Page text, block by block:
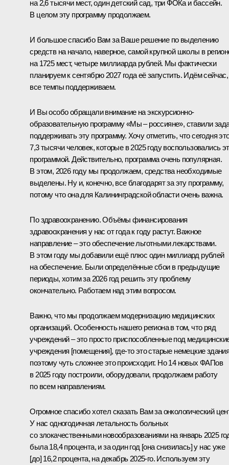
на 2,6 тысячи мест, один детский сад, три ФОКа и бассейн.
В целом эту программу продолжаем.
И большое спасибо Вам за Ваше решение по выделению
средств на начало, наверное, самой крупной школы в
на 1725 мест, четыре миллиарда рублей. Мы фактически
планируем к сентябрю 2027 года её запустить. Идём сейчас,
все темпы поддерживаем.
И Вы особо обращали внимание на экскурсионно-
образовательную программу «Мы – россияне», ставили
поддерживать эту программу. Хочу отметить, что сегодня
7,3 тысячи человек, которые в 2025 году воспользовались
программой. Действительно, программа очень популярная.
В этом, 2026 году мы продолжаем, средства необходимые
выделены. Ну и, конечно, все благодарят за эту программу,
потому что она для Калининградской области очень важна.
По здравоохранению. Объёмы финансирования
здравоохранения у нас от года к году растут. Важное
направление – это обеспечение льготными лекарствами.
В этом году мы добавили ещё плюс один миллиард рублей
на обеспечение. Были определённые сбои в предыдущие
периоды, хотим за 2026 год решить эту проблему
окончательно. Работаем над этим вопросом.
Важно, что мы продолжаем модернизацию медицинских
организаций. Особенность нашего региона в том, что ряд
учреждений – это просто приспособленные под
учреждения [помещения], где-то это старые немецкие
поэтому чуть сложнее это происходит. Но 14 новых ФАПов
в 2025 году построили, оборудовали, продолжаем работу
по всем направлениям.
Огромное спасибо хотел сказать Вам за онкологический
У нас одногодичная летальность больных
со злокачественными новообразованиями на январь 2025
была 18,4 процента, и за один год [она снизилась] у нас уже
[до] 16,2 процента, на декабрь 2025-го. Используем эту